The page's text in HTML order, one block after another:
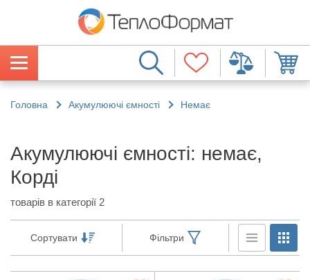
Головна Акумулюючі ємності Немає
Акумулюючі ємності: немає,
Корді
товарів в категорії 2
Сортувати Фільтри